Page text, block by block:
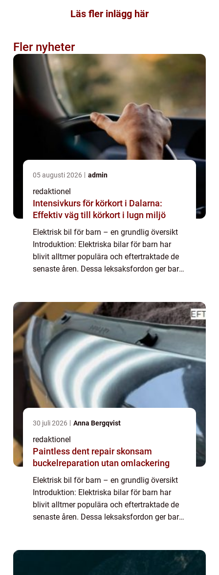
Läs fler inlägg här
Fler nyheter
05 augusti 2026 admin
redaktionel
Intensivkurs för körkort i Dalarna:
Effektiv väg till körkort i lugn miljö
Elektrisk bil för barn – en grundlig översikt
Introduktion: Elektriska bilar för barn har
blivit alltmer populära och eftertraktade de
senaste åren. Dessa leksaksfordon ger barn
30 juli 2026 Anna Bergqvist
redaktionel
Paintless dent repair skonsam
buckelreparation utan omlackering
Elektrisk bil för barn – en grundlig översikt
Introduktion: Elektriska bilar för barn har
blivit alltmer populära och eftertraktade de
senaste åren. Dessa leksaksfordon ger barn